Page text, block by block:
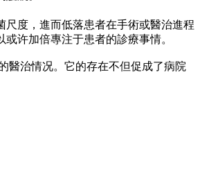
度，進而低落患者在手術或醫治進程
许加倍專注于患者的診療事情。
醫治情况。它的存在不但促成了病院